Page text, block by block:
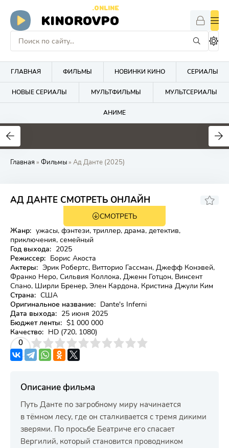
KINOROVPO
.ONLINE
ГЛАВНАЯ ФИЛЬМЫ НОВИНКИ КИНО СЕРИАЛЫ
НОВЫЕ СЕРИАЛЫ МУЛЬТФИЛЬМЫ МУЛЬТСЕРИАЛЫ
АНИМЕ
Главная » Фильмы» Ад Данте (2025)
АД ДАНТЕ СМОТРЕТЬ ОНЛАЙН
СМОТРЕТЬ
Жанр: ужасы, фэнтези, триллер, драма, детектив,
приключения, семейный
Год выхода: 2025
Режиссер: Борис Акоста
Актеры: Эрик Робертс, Витторио Гассман, Джефф Конэвей,
Франко Неро, Сильвия Коллока, Дженн Готцон, Винсент
Спано, Ширли Бренер, Элен Кардона, Кристина Джули Ким
Страна: США
Оригинальное название: Dante's Inferni
Дата выхода: 25 июня 2025
Бюджет ленты: $1 000 000
Качество: HD (720, 1080)
0
4 5 6 7 8 9 10
Описание фильма
Путь Данте по загробному миру начинается
в тёмном лесу, где он сталкивается с тремя дикими
зверями. По просьбе Беатриче его спасает
Вергилий, который становится проводником